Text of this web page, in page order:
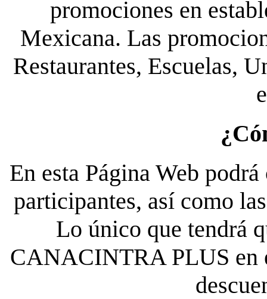
promociones en
Mexicana. Las
Restaurantes, Escuelas,
En esta Página Web
participantes, así como
Lo único que tendrá
CANACINTRA PLUS en